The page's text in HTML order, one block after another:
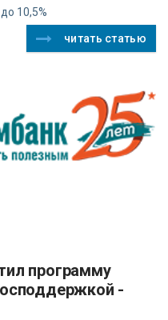
10,5%
читать статью
-